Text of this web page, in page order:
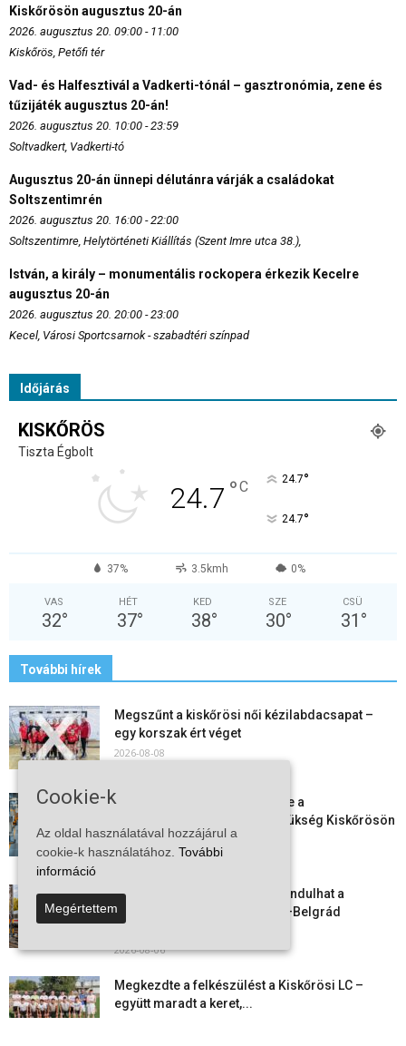
Kiskőrösön augusztus 20-án
2026. augusztus 20. 09:00 - 11:00
Kiskőrös, Petőfi tér
Vad- és Halfesztivál a Vadkerti-tónál – gasztronómia, zene és
tűzijáték augusztus 20-án!
2026. augusztus 20. 10:00 - 23:59
Soltvadkert, Vadkerti-tó
Augusztus 20-án ünnepi délutánra várják a családokat
Soltszentimrén
2026. augusztus 20. 16:00 - 22:00
Soltszentimre, Helytörténeti Kiállítás (Szent Imre utca 38.),
István, a király – monumentális rockopera érkezik Kecelre
augusztus 20-án
2026. augusztus 20. 20:00 - 23:00
Kecel, Városi Sportcsarnok - szabadtéri színpad
Időjárás
KISKŐRÖS
Tiszta Égbolt
24.7 °C 24.7°
24.7°
37% 3.5kmh 0%
VAS
32°
HÉT
37°
KED
38°
SZE
30°
CSÜ
31 °
További hírek
Megszűnt a kiskőrösi női kézilabdacsapat –
egy korszak ért véget
2026-08-08
Aktuális állásajánlatok: ezekre a
munkavállalókra van most szükség Kiskőrösön
és a...
2026-08-07
Vitézy Dávid: már ősszel újraindulhat a
személyszállítás a Budapest–Belgrád
2026-08-06
Megkezdte a felkészülést a Kiskőrösi LC –
együtt maradt a keret,...
Cookie-k
Az oldal használatával hozzájárul a
cookie-k használatához. További
információ
Megértettem